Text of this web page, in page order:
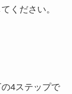
ください。
4ステップで